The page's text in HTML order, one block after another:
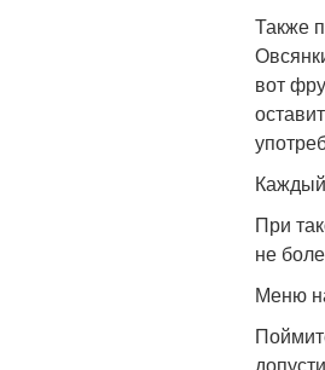
Также
вот
При
не
Меню